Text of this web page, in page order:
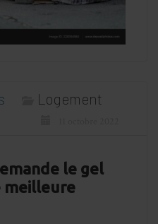
Logement
le gel
meilleure